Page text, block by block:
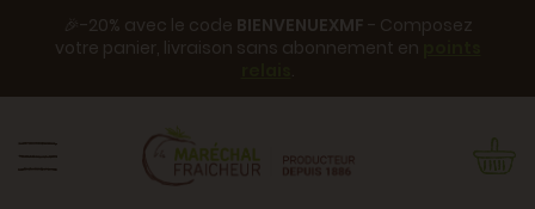
🎉-20% avec le code BIENVENUEXMF - Composez
votre panier, livraison sans abonnement en
.